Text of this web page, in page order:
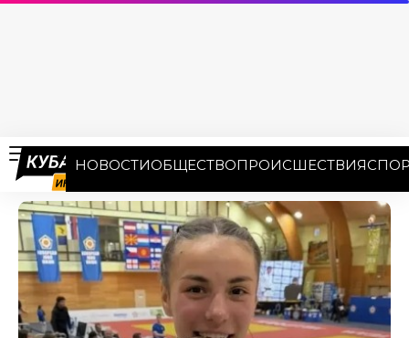
НОВОСТИОБЩЕСТВОПРОИСШЕСТВИЯ